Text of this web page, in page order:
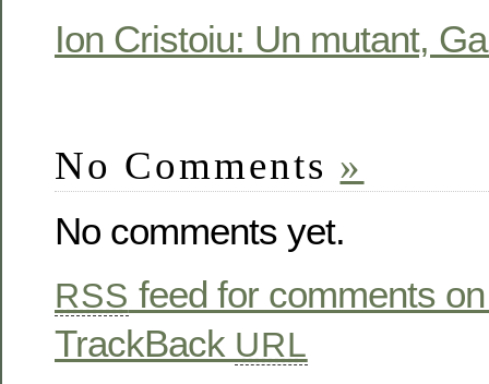
Ion Cristoiu: Un mutant,
No Comments »
No comments yet.
RSS feed for comments
TrackBack URL